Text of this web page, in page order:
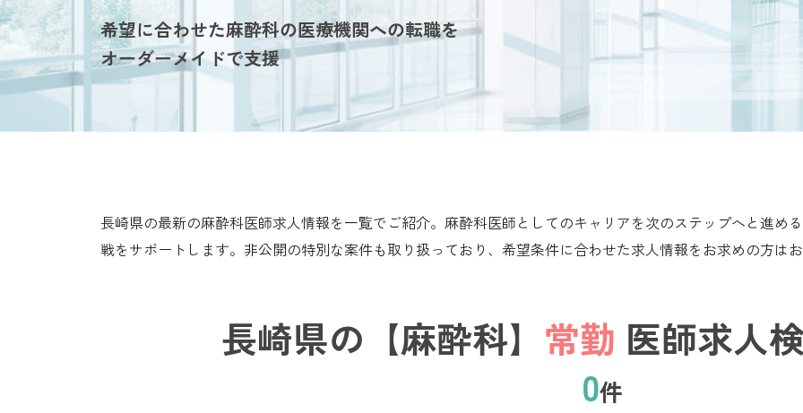
希望に合わせた麻酔科の医療機関への転職を
オーダーメイドで支援
長崎県の最新の麻酔科医師求人情報を一覧でご紹介。麻酔科医師としてのキャリアを次のステップへと進め
戦をサポートします。非公開の特別な案件も取り扱っており、希望条件に合わせた求人情報をお求めの方は
長崎県の【麻酔科】 常勤 医師求人
0件